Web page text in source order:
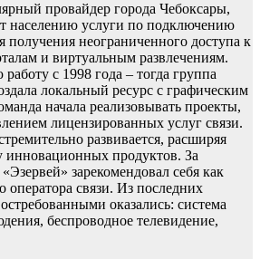
провайдер города Чебоксары,
населению услуги по подключению
получения неограниченного доступа к
и виртуальным развлечениям.
с 1998 года – тогда группа
локальный ресурс с графическим
начала реализовывать проекты,
лицензированных услуг связи.
развивается, расширяя
инновационных продуктов. За
зарекомендовал себя как
оператора связи. Из последних
оказались: система
беспроводное телевидение,